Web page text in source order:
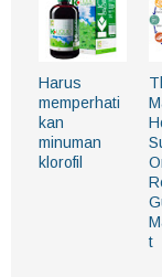
Harus
memperhati
kan
minuman
klorofil
t